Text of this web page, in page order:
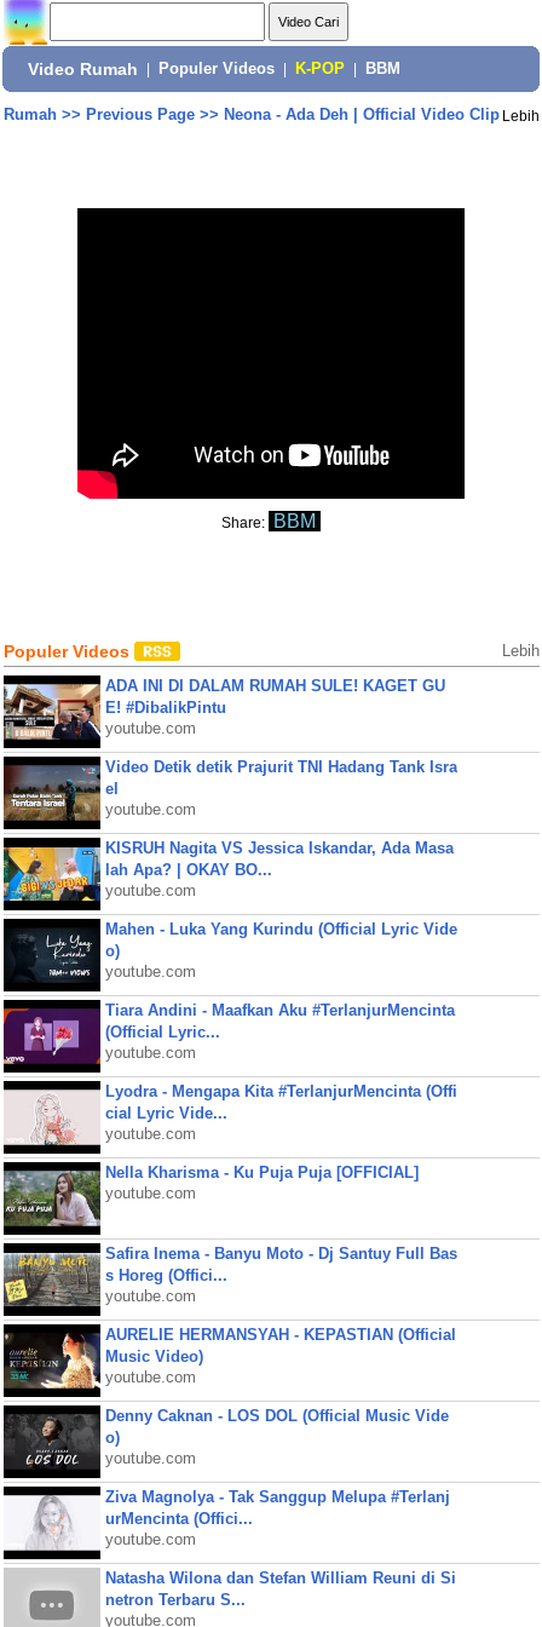
Video Rumah Populer Videos K-POP BBM
Rumah>> Previous Page>> Neona - Ada Deh | Official Video Clip Lebih
Share: BBM
Populer Videos Lebih
ADA INI DI DALAM RUMAH SULE! KAGET GU
E! #DibalikPintu
youtube.com
Video Detik detik Prajurit TNI Hadang Tank Isra
el
youtube.com
KISRUH Nagita VS Jessica Iskandar, Ada Masa
lah Apa? | OKAY BO...
youtube.com
Mahen - Luka Yang Kurindu (Official Lyric Vide
o)
youtube.com
Tiara Andini - Maafkan Aku #TerlanjurMencinta
(Official Lyric...
youtube.com
Lyodra - Mengapa Kita #TerlanjurMencinta (Offi
cial Lyric Vide...
youtube.com
Nella Kharisma - Ku Puja Puja [OFFICIAL]
youtube.com
Safira Inema - Banyu Moto - Dj Santuy Full Bas
s Horeg (Offici...
youtube.com
AURELIE HERMANSYAH - KEPASTIAN (Official
Music Video)
youtube.com
Denny Caknan - LOS DOL (Official Music Vide
o)
youtube.com
Ziva Magnolya - Tak Sanggup Melupa #Terlanj
urMencinta (Offici...
youtube.com
Natasha Wilona dan Stefan William Reuni di Si
netron Terbaru S...
youtube.com